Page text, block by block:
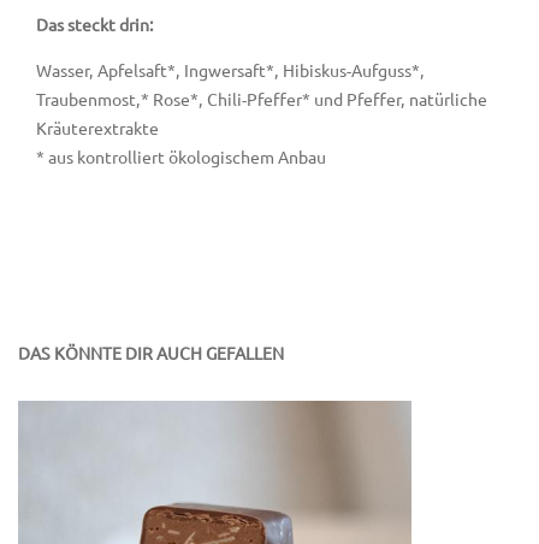
Das steckt drin:
Wasser, Apfelsaft*, Ingwersaft*, Hibiskus-Aufguss*,
Traubenmost,* Rose*, Chili-Pfeffer* und Pfeffer, natürliche
Kräuterextrakte
* aus kontrolliert ökologischem Anbau
DAS KÖNNTE DIR AUCH GEFALLEN